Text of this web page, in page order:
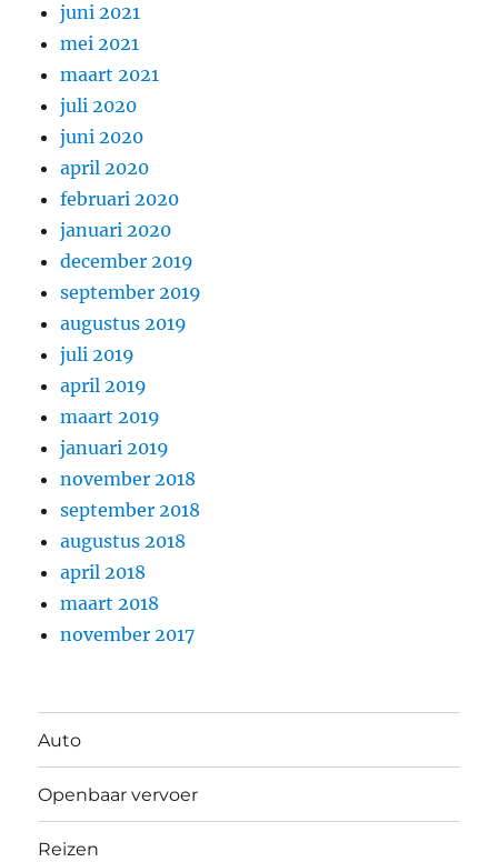
juni 2021
mei 2021
maart 2021
juli 2020
juni 2020
april 2020
februari 2020
januari 2020
december 2019
september 2019
augustus 2019
juli 2019
april 2019
maart 2019
januari 2019
november 2018
september 2018
augustus 2018
april 2018
maart 2018
november 2017
Auto
Openbaar vervoer
Reizen